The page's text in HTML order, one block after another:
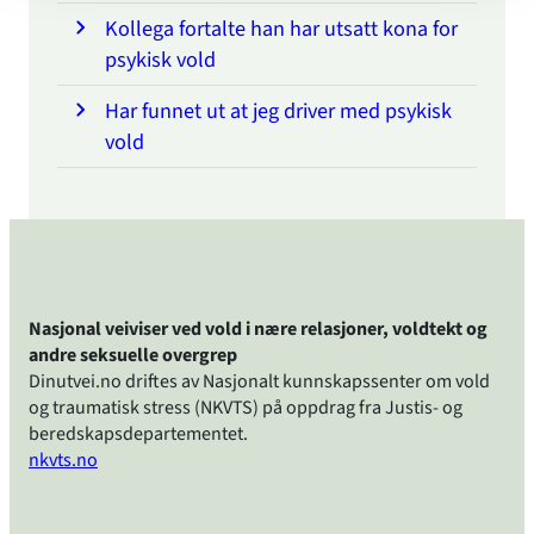
Kollega fortalte han har utsatt kona for
psykisk vold
Har funnet ut at jeg driver med psykisk
vold
Nasjonal veiviser ved vold i nære relasjoner, voldtekt og
andre seksuelle overgrep
Dinutvei.no driftes av Nasjonalt kunnskapssenter om vold
og traumatisk stress (NKVTS) på oppdrag fra Justis- og
beredskapsdepartementet.
nkvts.no